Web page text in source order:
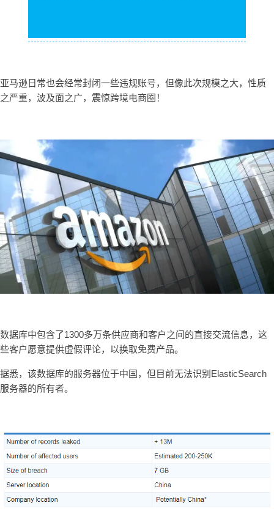
亚马逊日常也会经常封闭一些违规账号，但像此次规模之大，性质
之严重，波及面之广，震惊跨境电商圈！
数据库中包含了1300多万条供应商和客户之间的直接交流信息，这
些客户愿意提供虚假评论，以换取免费产品。
据悉，该数据库的服务器位于中国，但目前无法识别ElasticSearch
服务器的所有者。